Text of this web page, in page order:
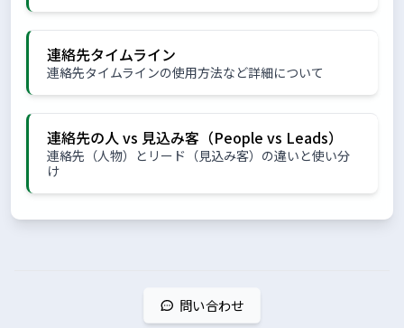
連絡先タイムライン
連絡先タイムラインの使用方法など詳細について
連絡先の人 vs 見込み客（People vs Leads）
連絡先（人物）とリード（見込み客）の違いと使い分
け
問い合わせ